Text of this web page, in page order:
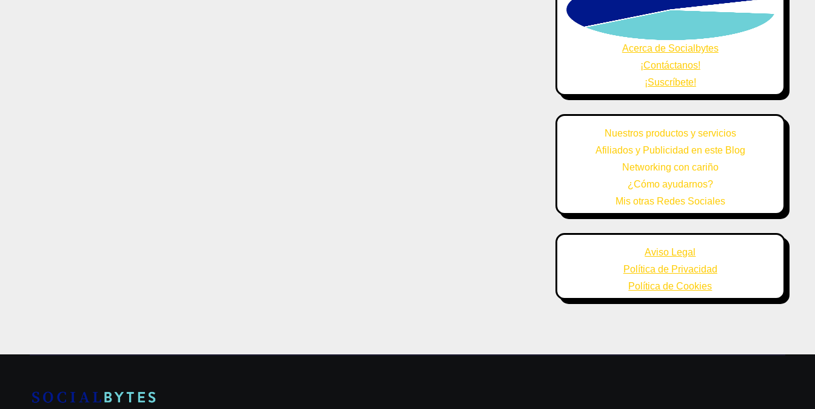
Acerca de Socialbytes
¡Contáctanos!
¡Suscríbete!
Nuestros productos y servicios
Afiliados y Publicidad en este Blog
Networking con cariño
¿Cómo ayudarnos?
Mis otras Redes Sociales
Aviso Legal
Política de Privacidad
Política de Cookies